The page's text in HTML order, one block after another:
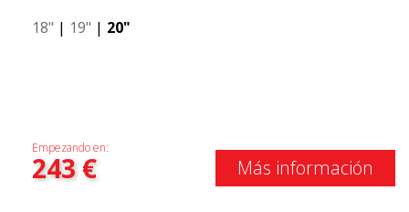
18" | 19" | 20"
Empezando en:
243€ Más información